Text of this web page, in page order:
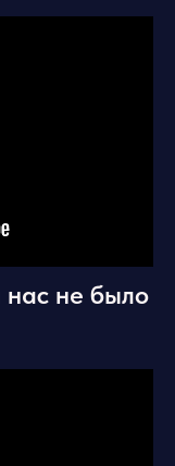
не было